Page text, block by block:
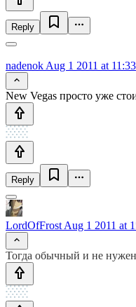
Reply
nadenok Aug 1 2011 at 11:33
New Vegas просто уже
Reply
LordOfFrost Aug 1 2011 at
Тогда обычный и не